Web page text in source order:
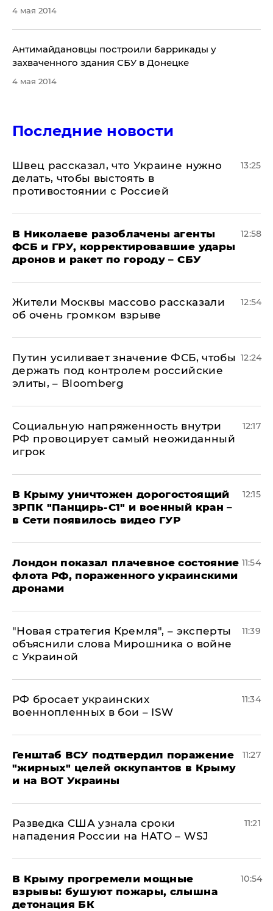
4 мая 2014
​Антимайдановцы построили баррикады у
захваченного здания СБУ в Донецке
4 мая 2014
Последние новости
Швец рассказал, что Украине нужно
делать, чтобы выстоять в
противостоянии с Россией
13:25
В Николаеве разоблачены агенты
ФСБ и ГРУ, корректировавшие удары
дронов и ракет по городу – СБУ
12:58
Жители Москвы массово рассказали
об очень громком взрыве
12:54
Путин усиливает значение ФСБ, чтобы
держать под контролем российские
элиты, – Bloomberg
12:24
Социальную напряженность внутри
РФ провоцирует самый неожиданный
игрок
12:17
В Крыму уничтожен дорогостоящий
ЗРПК "Панцирь-С1" и военный кран –
в Сети появилось видео ГУР
12:15
Лондон показал плачевное состояние
флота РФ, пораженного украинскими
дронами
11:54
"Новая стратегия Кремля", – эксперты
объяснили слова Мирошника о войне
с Украиной
11:39
РФ бросает украинских
военнопленных в бои – ISW
11:34
Генштаб ВСУ подтвердил поражение
"жирных" целей оккупантов в Крыму
и на ВОТ Украины
11:27
Разведка США узнала сроки
нападения России на НАТО – WSJ
11:21
В Крыму прогремели мощные
взрывы: бушуют пожары, слышна
детонация БК
10:54